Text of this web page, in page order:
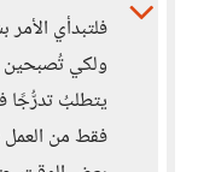
فلتبدأي
ولكي تُصبحين
يتطلبُ تدرُّجًا
فقط من العمل